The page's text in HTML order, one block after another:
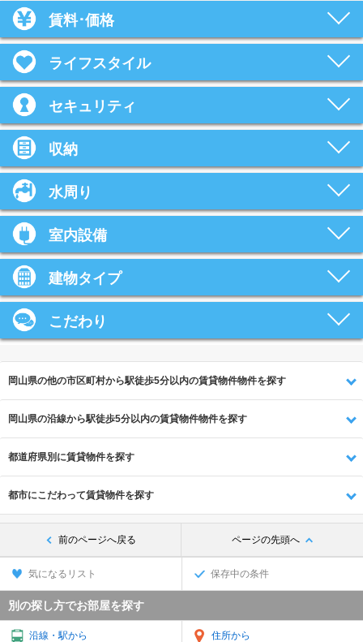
賃料･価格
ライフスタイル
セキュリティ
収納
水周り
室内設備
建物タイプ
こだわり
岡山県の他の市区町村から駅徒歩5分以内の賃貸物件物件を探す
岡山県の沿線から駅徒歩5分以内の賃貸物件物件を探す
都道府県別に賃貸物件を探す
都市にこだわって賃貸物件を探す
前のページへ戻る ページの先頭へ
気になるリスト 保存中の条件
別の探し方でお部屋を探す
沿線・駅から 住所から